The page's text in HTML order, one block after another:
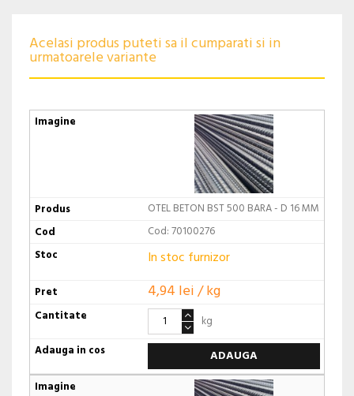
Acelasi produs puteti sa il cumparati si in
urmatoarele variante
OTEL BETON BST 500 BARA - D 16 MM
Cod: 70100276
In stoc furnizor
4,94 lei / kg
kg
ADAUGA